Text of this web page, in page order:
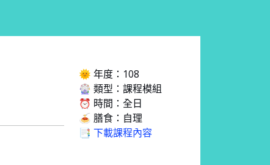
🌞 年度：108
🎡 類型：課程模組
⏰ 時間：全日
🍝 膳食：自理
📑 下載課程內容